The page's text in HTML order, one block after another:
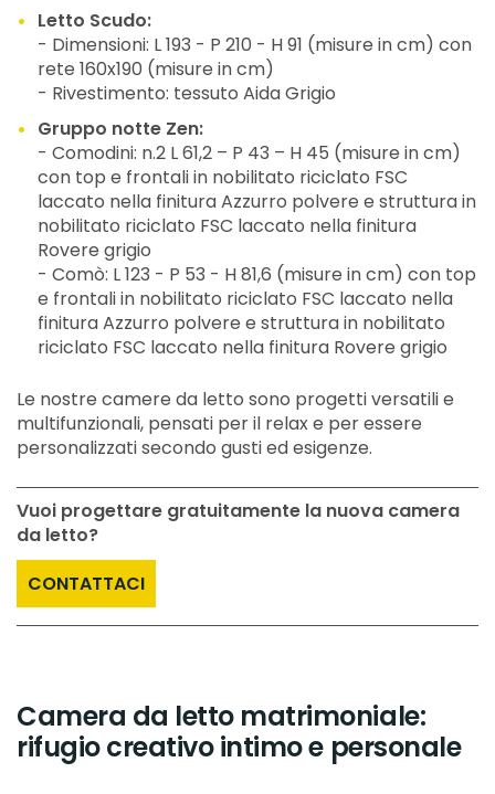
Letto Scudo:
- Dimensioni: L 193 - P 210 - H 91 (misure in cm) con
rete 160x190 (misure in cm)
- Rivestimento: tessuto Aida Grigio
Gruppo notte Zen:
- Comodini: n.2 L 61,2 – P 43 – H 45 (misure in cm)
con top e frontali in nobilitato riciclato FSC
laccato nella finitura Azzurro polvere e struttura in
nobilitato riciclato FSC laccato nella finitura
Rovere grigio
- Comò: L 123 - P 53 - H 81,6 (misure in cm) con top
e frontali in nobilitato riciclato FSC laccato nella
finitura Azzurro polvere e struttura in nobilitato
riciclato FSC laccato nella finitura Rovere grigio
Le nostre camere da letto sono progetti versatili e
multifunzionali, pensati per il relax e per essere
personalizzati secondo gusti ed esigenze.
Vuoi progettare gratuitamente la nuova camera
da letto?
CONTATTACI
Camera da letto matrimoniale:
rifugio creativo intimo e personale